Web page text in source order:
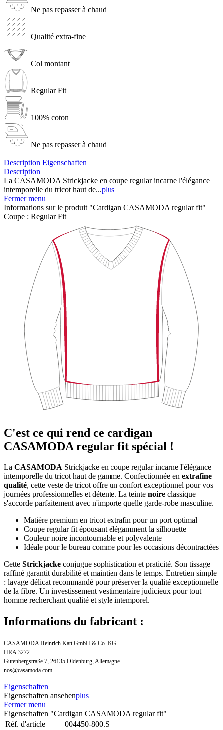
Ne pas repasser à chaud
Qualité extra-fine
Col montant
Regular Fit
100% coton
Ne pas repasser à chaud
Description Eigenschaften
Description
La CASAMODA Strickjacke en coupe regular incarne l'élégance
intemporelle du tricot haut de...plus
Fermer menu
Informations sur le produit "Cardigan CASAMODA regular fit"
Coupe : Regular Fit
C'est ce qui rend ce cardigan
CASAMODA regular fit spécial !
La CASAMODA Strickjacke en coupe regular incarne l'élégance
intemporelle du tricot haut de gamme. Confectionnée en extrafine
qualité, cette veste de tricot offre un confort exceptionnel pour vos
journées professionnelles et détente. La teinte noire classique
s'accorde parfaitement avec n'importe quelle garde-robe masculine.
Matière premium en tricot extrafin pour un port optimal
Coupe regular fit épousant élégamment la silhouette
Couleur noire incontournable et polyvalente
Idéale pour le bureau comme pour les occasions décontractées
Cette Strickjacke conjugue sophistication et praticité. Son tissage
raffiné garantit durabilité et maintien dans le temps. Entretien simple
: lavage délicat recommandé pour préserver la qualité exceptionnelle
de la fibre. Un investissement vestimentaire judicieux pour tout
homme recherchant qualité et style intemporel.
Informations du fabricant :
CASAMODA Heinrich Katt GmbH & Co. KG
HRA 3272
Gutenbergstraße 7, 26135 Oldenburg, Allemagne
nos@casamoda.com
Eigenschaften
Eigenschaften ansehenplus
Fermer menu
Eigenschaften "Cardigan CASAMODA regular fit"
Réf. d'article
004450-800.S